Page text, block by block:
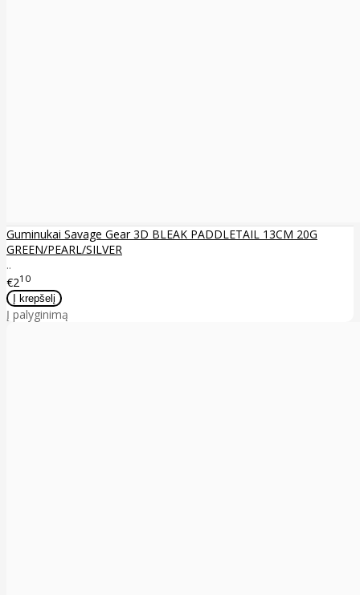
Guminukai Savage Gear 3D BLEAK PADDLETAIL 13CM 20G
GREEN/PEARL/SILVER
..
€210
Į palyginimą